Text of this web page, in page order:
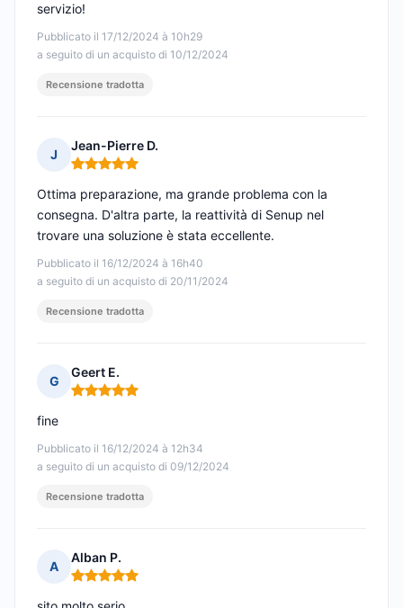
Pubblicato il 17/12/2024 à 10h29
a seguito di un acquisto di 10/12/2024
servizio!
Recensione tradotta
J
Jean-Pierre D.
Nota: 5 su 5
Pubblicato il 16/12/2024 à 16h40
a seguito di un acquisto di 20/11/2024
Ottima preparazione, ma grande problema con la
consegna. D'altra parte, la reattività di Senup nel
trovare una soluzione è stata eccellente.
Recensione tradotta
G
Geert E.
Nota: 5 su 5
Pubblicato il 16/12/2024 à 12h34
a seguito di un acquisto di 09/12/2024
fine
Recensione tradotta
A
Alban P.
Nota: 5 su 5